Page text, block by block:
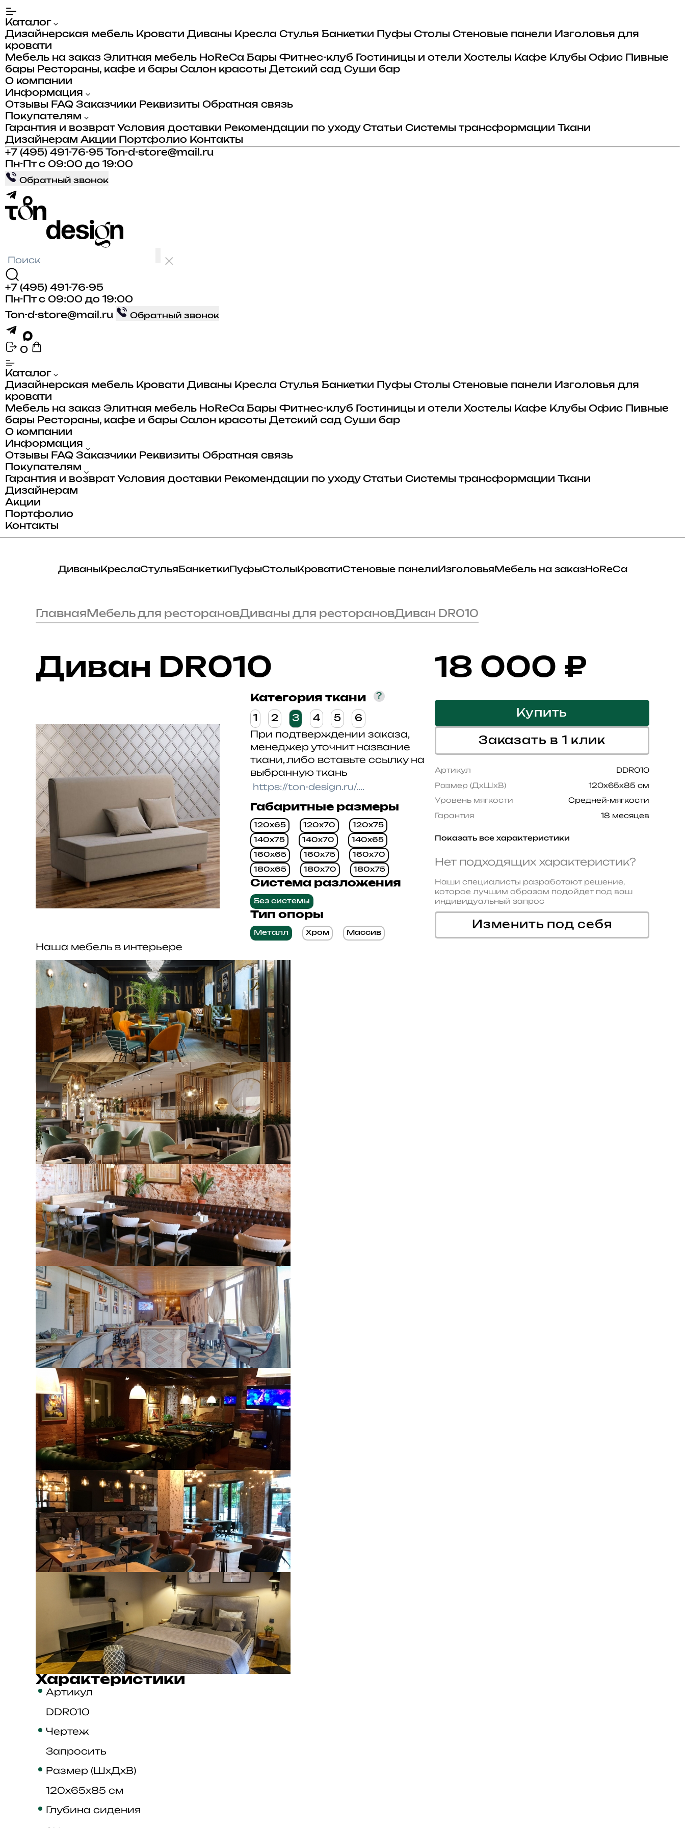
Каталог
Дизайнерская мебель Кровати Диваны Кресла Стулья Банкетки Пуфы Столы Стеновые панели Изголовья для
кровати
Мебель на заказ Элитная мебель HoReCa Бары Фитнес-клуб Гостиницы и отели Хостелы Кафе Клубы Офис
Пивные
бары Рестораны, кафе и бары Салон красоты Детский сад Суши бар
О компании
Информация
Отзывы FAQ Заказчики Реквизиты Обратная связь
Покупателям
Гарантия и возврат Условия доставки Рекомендации по уходу Статьи Системы трансформации
Ткани
Дизайнерам Акции Портфолио Контакты
+7 (495) 491-76-95
Ton-d-store@mail.ru
Пн-Пт с 09:00 до 19:00
Обратный звонок
+7 (495) 491-76-95
Пн-Пт с 09:00 до 19:00
Ton-d-store@mail.ru
Обратный звонок
0
Каталог
Дизайнерская мебель Кровати Диваны Кресла Стулья Банкетки Пуфы Столы Стеновые панели Изголовья для
кровати
Мебель на заказ Элитная мебель HoReCa Бары Фитнес-клуб Гостиницы и отели Хостелы Кафе Клубы Офис
Пивные
бары Рестораны, кафе и бары Салон красоты Детский сад Суши бар
О компании
Информация
Отзывы FAQ Заказчики Реквизиты Обратная связь
Покупателям
Гарантия и возврат Условия доставки Рекомендации по уходу Статьи Системы трансформации
Ткани
Дизайнерам
Акции
Портфолио
Контакты
ДиваныКреслаСтульяБанкеткиПуфыСтолыКроватиСтеновые панелиИзголовья Мебель на заказHoReCa
Главная Мебель для ресторановДиваны для ресторановДиван DR010
Диван DR010
Категория ткани ?
1 2 3 4 5 6
При подтверждении заказа,
менеджер уточнит название
ткани, либо вставьте ссылку на
выбранную ткань
Габаритные размеры
120x65 120x70 120x75
140x75 140x70 140x65
160x65 160x75 160x70
180x65 180x70 180x75
Система разложения
Без системы
Тип опоры
Металл Хром Массив
18 000 ₽
Купить
Заказать в 1 клик
Артикул
DDR010
Размер (ДхШхВ)
120x65x85 см
Уровень мягкости
Средней-мягкости
Гарантия
18 месяцев
Показать все характеристики
Нет подходящих характеристик?
Наши специалисты разработают решение,
которое лучшим образом подойдет под ваш
индивидуальный запрос
Изменить под себя
Наша мебель в интерьере
Характеристики
Артикул
DDR010
Чертеж
Запросить
Размер (ШхДхВ)
120x65x85 см
Глубина сидения